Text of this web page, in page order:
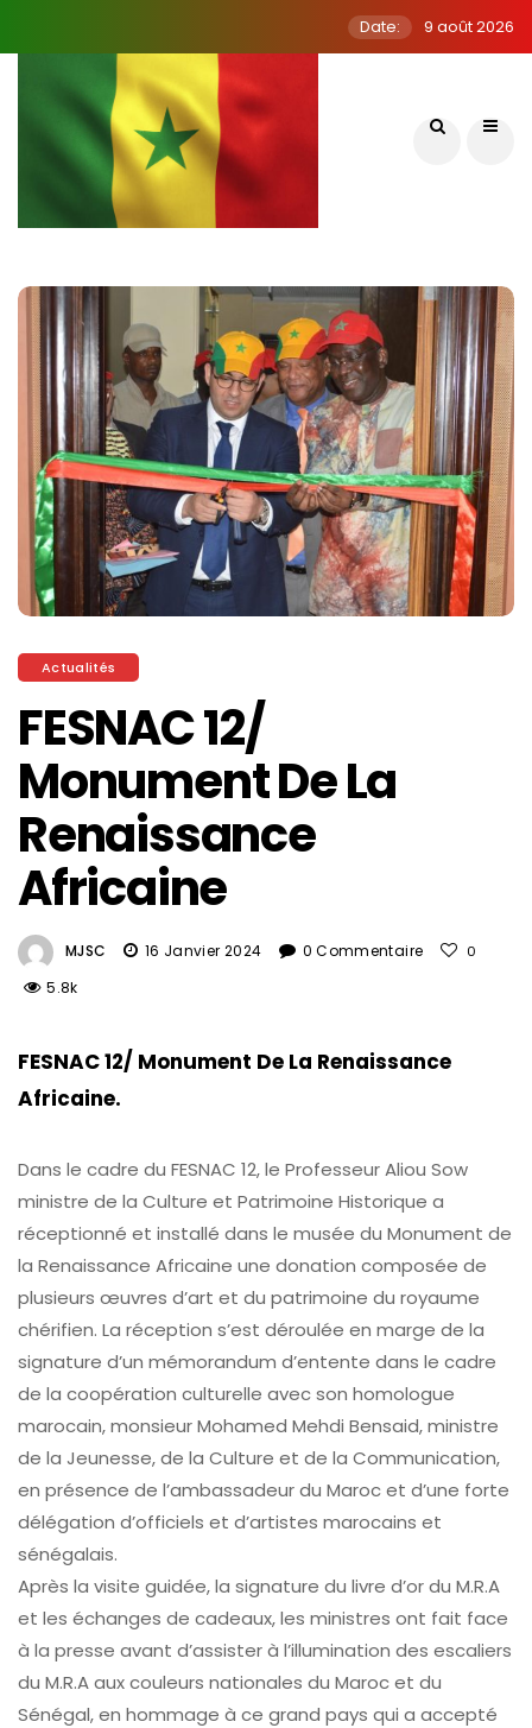
Date: 9 août 2026
Actualités
FESNAC 12/
Monument De La
Renaissance
Africaine
MJSC 16 Janvier 2024 0 Commentaire 0
5.8k
FESNAC 12/ Monument De La Renaissance
Africaine.
Dans le cadre du FESNAC 12, le Professeur Aliou Sow
ministre de la Culture et Patrimoine Historique a
réceptionné et installé dans le musée du Monument de
la Renaissance Africaine une donation composée de
plusieurs œuvres d’art et du patrimoine du royaume
chérifien. La réception s’est déroulée en marge de la
signature d’un mémorandum d’entente dans le cadre
de la coopération culturelle avec son homologue
marocain, monsieur Mohamed Mehdi Bensaid, ministre
de la Jeunesse, de la Culture et de la Communication,
en présence de l’ambassadeur du Maroc et d’une forte
délégation d’officiels et d’artistes marocains et
sénégalais.
Après la visite guidée, la signature du livre d’or du M.R.A
et les échanges de cadeaux, les ministres ont fait face
à la presse avant d’assister à l’illumination des escaliers
du M.R.A aux couleurs nationales du Maroc et du
Sénégal, en hommage à ce grand pays qui a accepté